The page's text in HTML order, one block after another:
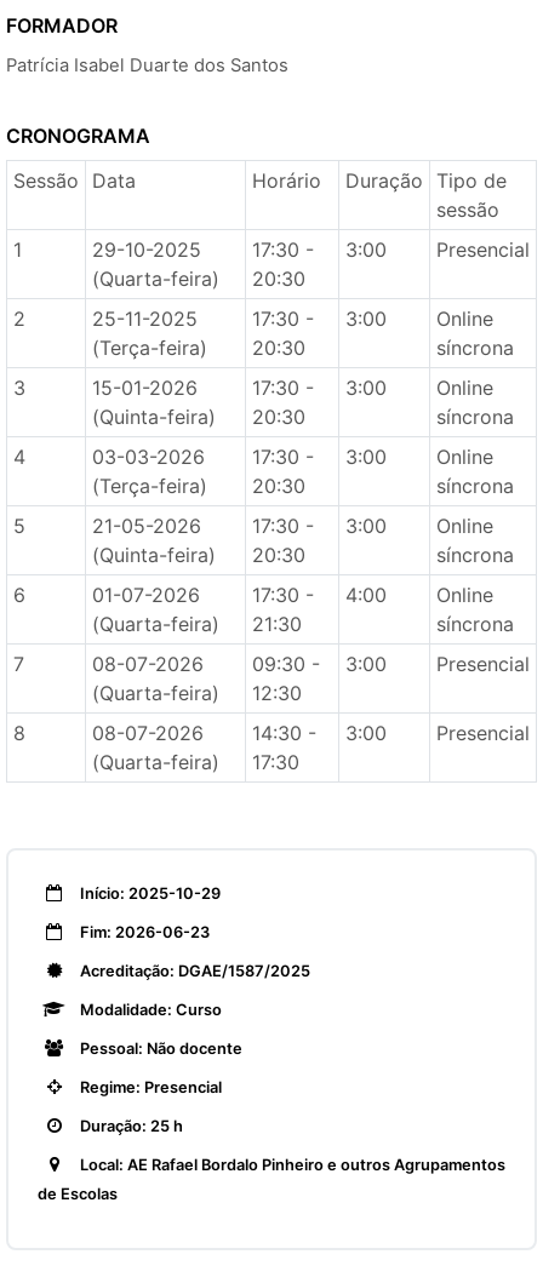
FORMADOR
Patrícia Isabel Duarte dos Santos
CRONOGRAMA
Sessão
Data Horário Duração Tipo de
sessão
1
29-10-2025
(Quarta-feira)
17:30 -
20:30
3:00 Presencial
2
25-11-2025
(Terça-feira)
17:30 -
20:30
3:00
Online
síncrona
3
15-01-2026
(Quinta-feira)
17:30 -
20:30
3:00
Online
síncrona
4
03-03-2026
(Terça-feira)
17:30 -
20:30
3:00
Online
síncrona
5
21-05-2026
(Quinta-feira)
17:30 -
20:30
3:00
Online
síncrona
6
01-07-2026
(Quarta-feira)
17:30 -
21:30
4:00
Online
síncrona
7
08-07-2026
(Quarta-feira)
09:30 -
12:30
3:00 Presencial
8
08-07-2026
(Quarta-feira)
14:30 -
17:30
3:00 Presencial
Início: 2025-10-29
Fim: 2026-06-23
Acreditação: DGAE/1587/2025
Modalidade: Curso
Pessoal: Não docente
Regime: Presencial
Duração: 25 h
Local: AE Rafael Bordalo Pinheiro e outros Agrupamentos
de Escolas